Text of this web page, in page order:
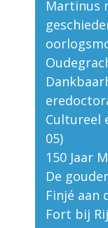
Martinus
Cultureel
05)
150 Jaar
De
Finjé aan
Fort bij